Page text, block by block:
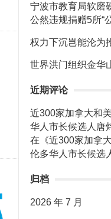
宁波市教育局软磨
公然违规捐赠5所“
权力下沉岂能沦为
世界洪门组织金华
近期评论
近300家加拿大和
华人市长候选人唐
在《近300家加拿
伦多华人市长候选
归档
2026 年 7 月